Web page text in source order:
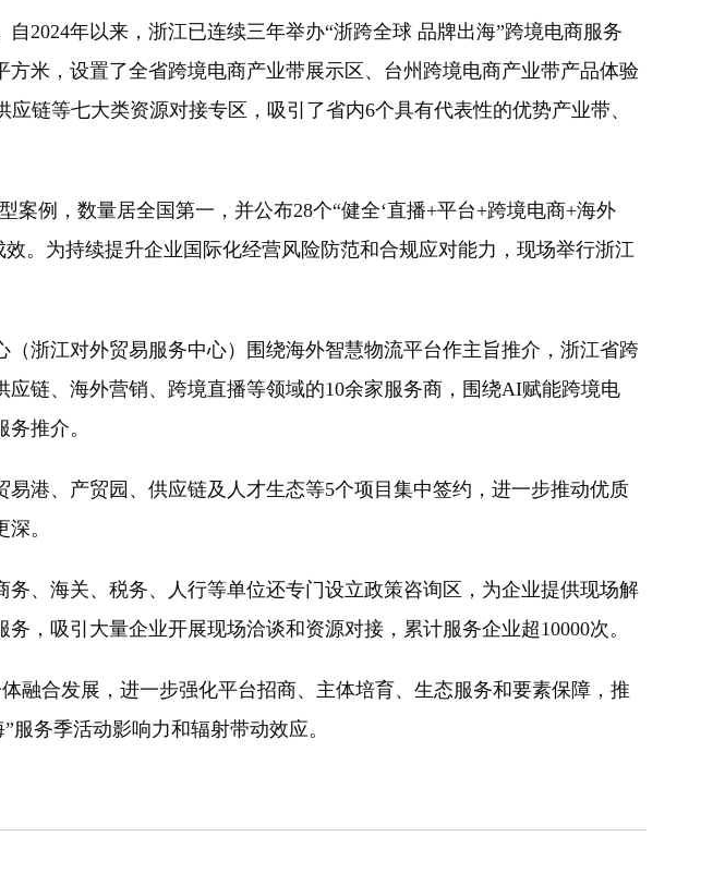
年以来，浙江已连续三年举办“浙跨全球 品牌出海”跨境电商服务
米，设置了全省跨境电商产业带展示区、台州跨境电商产业带产品体验
链等七大类资源对接专区，吸引了省内6个具有代表性的优势产业带、
例，数量居全国第一，并公布28个“健全‘直播+平台+跨境电商+海外
。为持续提升企业国际化经营风险防范和合规应对能力，现场举行浙江
江对外贸易服务中心）围绕海外智慧物流平台作主旨推介，浙江省跨
链、海外营销、跨境直播等领域的10余家服务商，围绕AI赋能跨境电
推介。
、产贸园、供应链及人才生态等5个项目集中签约，进一步推动优质
。
海关、税务、人行等单位还专门设立政策咨询区，为企业提供现场解
，吸引大量企业开展现场洽谈和资源对接，累计服务企业超10000次。
合发展，进一步强化平台招商、主体培育、生态服务和要素保障，推
务季活动影响力和辐射带动效应。